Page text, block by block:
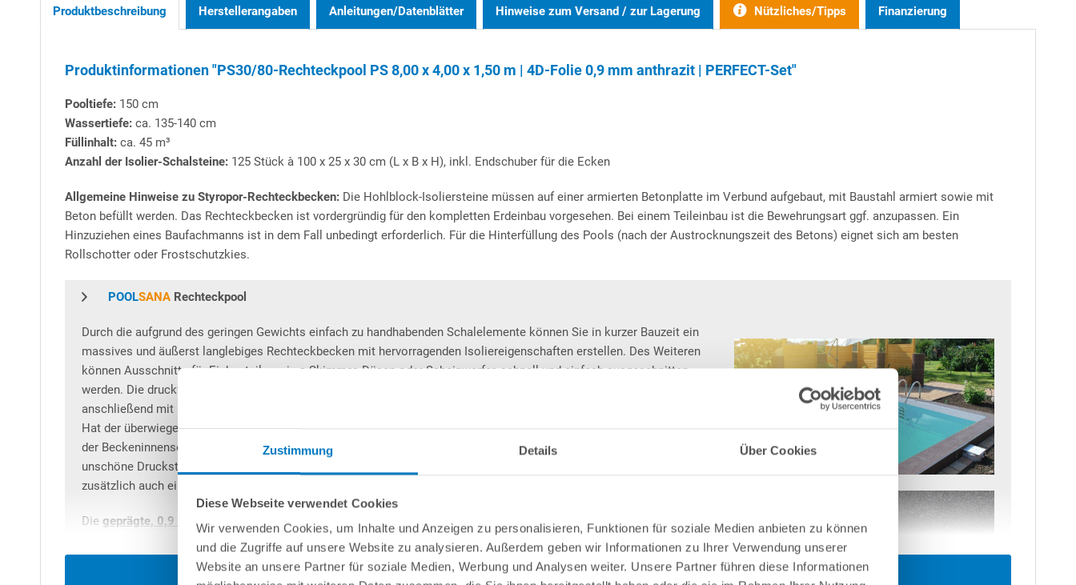
Zustimmung Details Über Cookies
Diese Webseite verwendet Cookies
Wir verwenden Cookies, um Inhalte und Anzeigen zu personalisieren, Funktionen für soziale Medien anbieten zu können
und die Zugriffe auf unsere Website zu analysieren. Außerdem geben wir Informationen zu Ihrer Verwendung unserer
Website an unsere Partner für soziale Medien, Werbung und Analysen weiter. Unsere Partner führen diese Informationen
Produktbeschreibung Finanzierung
Herstellerangaben Anleitungen/Datenblätter Hinweise zum Versand / zur Lagerung Nützliches/Tipps
Produktinformationen "PS30/80-Rechteckpool PS 8,00 x 4,00 x 1,50 m | 4D-Folie 0,9 mm anthrazit | PERFECT-Set"
Pooltiefe: 150 cm
Wassertiefe: ca. 135-140 cm
Füllinhalt: ca. 45 m³
Anzahl der Isolier-Schalsteine: 125 Stück à 100 x 25 x 30 cm (L x B x H), inkl. Endschuber für die Ecken
Allgemeine Hinweise zu Styropor-Rechteckbecken: Die Hohlblock-Isoliersteine müssen auf einer armierten Betonplatte im Verbund aufgebaut, mit Baustahl armiert sowie mit
Beton befüllt werden. Das Rechteckbecken ist vordergründig für den kompletten Erdeinbau vorgesehen. Bei einem Teileinbau ist die Bewehrungsart ggf. anzupassen. Ein
Hinzuziehen eines Baufachmanns ist in dem Fall unbedingt erforderlich. Für die Hinterfüllung des Pools (nach der Austrocknungszeit des Betons) eignet sich am besten
Rollschotter oder Frostschutzkies.
POOLSANARechteckpool
Durch die aufgrund des geringen Gewichts einfach zu handhabenden Schalelemente können Sie in kurzer Bauzeit ein
massives und äußerst langlebiges Rechteckbecken mit hervorragenden Isoliereigenschaften erstellen. Des Weiteren
können Ausschnitte für Einbauteile, sei es Skimmer, Düsen oder Scheinwerfer, schnell und einfach ausgeschnitten
werden. Die druckfesten Schalelemente werden auf einer Betonplatte aufgebaut, vertikal und horizontal armiert und
anschließend mit Beton ausgefüllt. Das Besondere an unserem Schalelement: Dieses hat 2 unterschiedliche Dichten.
Hat der überwiegende Teil bereits eine sehr hohe Dichte von
der Beckeninnenseite liegenden Schicht sogar80 kg/m³
. Dadurch werden nicht nur – gerade in der Bauphase –
unschöne Druckstellen vermieden, die Wände fühlen sich auch extrem massiv an und durch die hohe Dichte wird
zusätzlich auch eine noch bessere Wärmedämmung erreicht.
Die geprägte, 0,9 mm starke anthrazitfarbene 4D PVC-Poolfolie Made
der Dichtheitsklasse W1 mit
angeschweißter Keilbiese wird unter Einhaltung von höchsten Qualitätsstandards als fertiger Foliensack vorgefertigt.
Die Ecken sind dabei jeweils durch eine Stehnaht ausgebildet, sodass ein perfektes Einhängen bzw. Anliegen der
Poolfolie garantiert wird.
Mehr Artikeldetails anzeigen